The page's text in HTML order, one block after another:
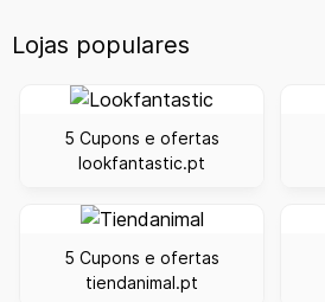
Lojas populares
5 Cupons e ofertas
lookfantastic.pt
5 Cupons e ofertas
tiendanimal.pt